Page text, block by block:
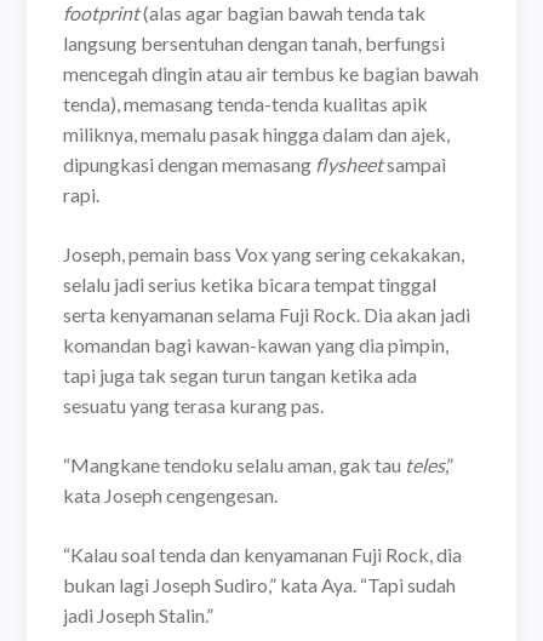
footprint(alas agar bagian bawah tenda tak
langsung bersentuhan dengan tanah, berfungsi
mencegah dingin atau air tembus ke bagian bawah
tenda), memasang tenda-tenda kualitas apik
miliknya, memalu pasak hingga dalam dan ajek,
dipungkasi dengan memasang flysheetsampai
rapi.
Joseph, pemain bass Vox yang sering cekakakan,
selalu jadi serius ketika bicara tempat tinggal
serta kenyamanan selama Fuji Rock. Dia akan jadi
komandan bagi kawan-kawan yang dia pimpin,
tapi juga tak segan turun tangan ketika ada
sesuatu yang terasa kurang pas.
“Mangkane tendoku selalu aman, gak tau teles,”
kata Joseph cengengesan.
“Kalau soal tenda dan kenyamanan Fuji Rock, dia
bukan lagi Joseph Sudiro,” kata Aya. “Tapi sudah
jadi Joseph Stalin.”